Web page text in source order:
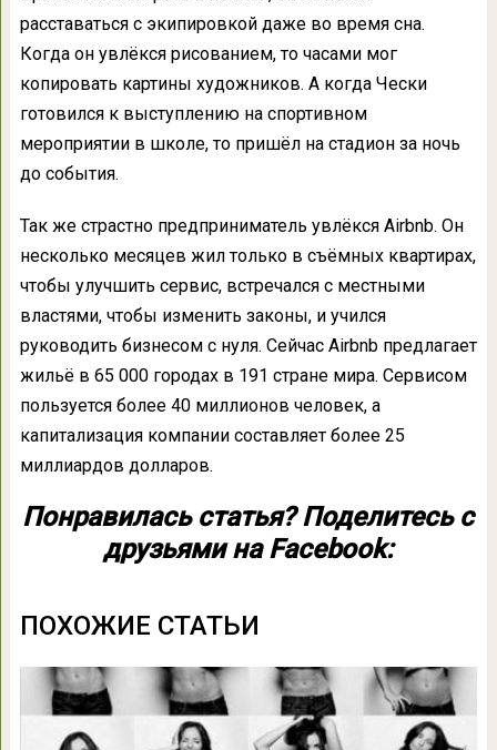
расставаться с экипировкой даже во время сна.
Когда он увлёкся рисованием, то часами мог
копировать картины художников. А когда Чески
готовился к выступлению на спортивном
мероприятии в школе, то пришёл на стадион за ночь
до события.
Так же страстно предприниматель увлёкся Airbnb. Он
несколько месяцев жил только в съёмных квартирах,
чтобы улучшить сервис, встречался с местными
властями, чтобы изменить законы, и учился
руководить бизнесом с нуля. Сейчас Airbnb предлагает
жильё в 65 000 городах в 191 стране мира. Сервисом
пользуется более 40 миллионов человек, а
капитализация компании составляет более 25
миллиардов долларов.
Понравилась статья? Поделитесь с
друзьями на Facebook:
ПОХОЖИЕ СТАТЬИ